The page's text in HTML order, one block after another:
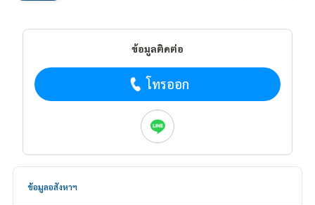
ข้อมูลติดต่อ
โทรออก
ข้อมูลอสังหาฯ